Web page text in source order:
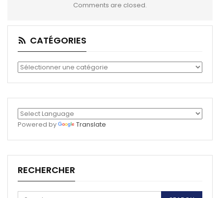
Comments are closed.
CATÉGORIES
Catégories
Powered by Translate
RECHERCHER